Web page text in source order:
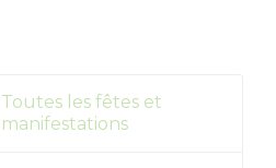
Toutes les fêtes et
manifestations